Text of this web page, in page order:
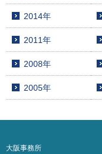
2014年
2011年
2008年
2005年
大阪事務所